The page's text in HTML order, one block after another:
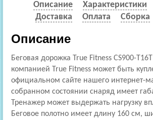
Описание Характеристики
Доставка
Оплата Сборка
Описание
Беговая дорожка True Fitness CS900-
компанией True Fitness может быть
официальном сайте нашего интернет-
собранном состоянии снаряд имеет
Тренажер может выдержать нагрузку
Беговое полотно имеет длину 160 см,